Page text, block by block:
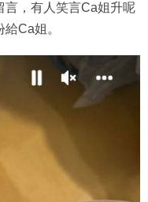
言，有人笑言Ca姐升呢
Ca姐。